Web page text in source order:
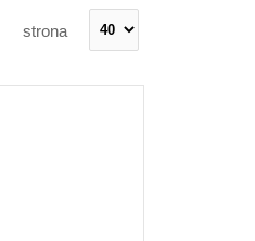
strona